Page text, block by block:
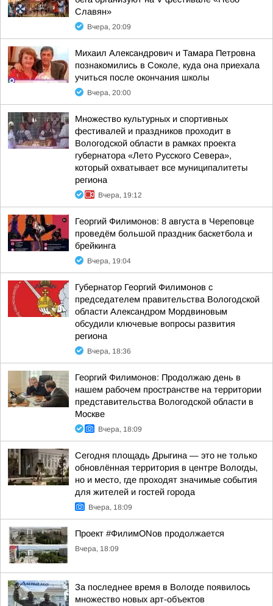
Славян»
Вчера, 20:09
Михаил Александрович и Тамара Петровна
познакомились в Соколе, куда она приехала
учиться после окончания школы
Вчера, 20:00
Множество культурных и спортивных
фестивалей и праздников проходит в
Вологодской области в рамках проекта
губернатора «Лето Русского Севера»,
который охватывает все муниципалитеты
региона
Вчера, 19:12
Георгий Филимонов: 8 августа в Череповце
проведём большой праздник баскетбола и
брейкинга
Вчера, 19:04
Губернатор Георгий Филимонов с
председателем правительства Вологодской
области Александром Мордвиновым
обсудили ключевые вопросы развития
региона
Вчера, 18:36
Георгий Филимонов: Продолжаю день в
нашем рабочем пространстве на территории
представительства Вологодской области в
Москве
Вчера, 18:09
Сегодня площадь Дрыгина — это не только
обновлённая территория в центре Вологды,
но и место, где проходят значимые события
для жителей и гостей города
Вчера, 18:09
Проект #ФилимONов продолжается
Вчера, 18:09
За последнее время в Вологде появилось
множество новых арт-объектов